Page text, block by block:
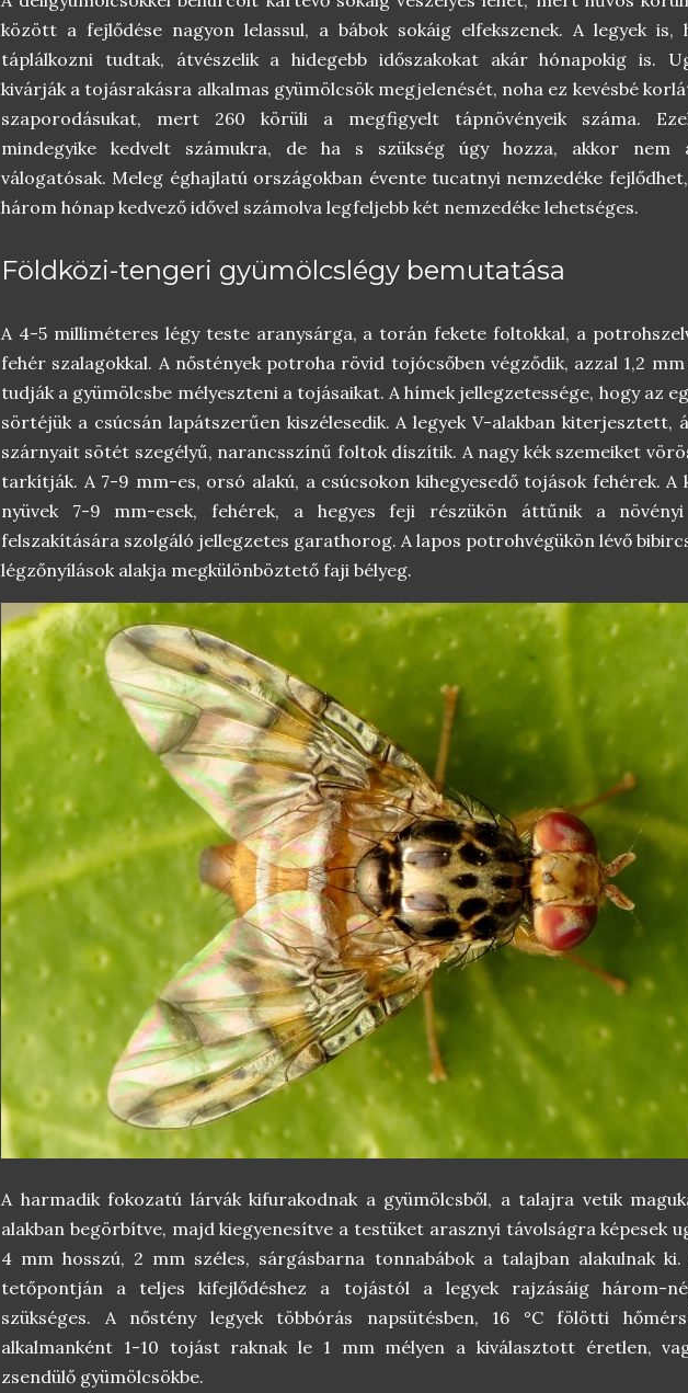
között a fejlődése nagyon lelassul, a bábok sokáig elfekszenek. A legyek is,
táplálkozni tudtak, átvészelik a hidegebb időszakokat akár hónapokig is.
kivárják a tojásrakásra alkalmas gyümölcsök megjelenését, noha ez kevésbé
szaporodásukat, mert 260 körüli a megfigyelt tápnövényeik száma.
mindegyike kedvelt számukra, de ha s szükség úgy hozza, akkor nem
válogatósak. Meleg éghajlatú országokban évente tucatnyi nemzedéke
három hónap kedvező idővel számolva legfeljebb két nemzedéke lehetséges.
Földközi-tengeri gyümölcslégy bemutatása
A 4-5 milliméteres légy teste aranysárga, a torán fekete foltokkal, a
fehér szalagokkal. A nőstények potroha rövid tojócsőben végződik, azzal 1,2
tudják a gyümölcsbe mélyeszteni a tojásaikat. A hímek jellegzetessége, hogy az
sörtéjük a csúcsán lapátszerűen kiszélesedik. A legyek V-alakban kiterjesztett,
szárnyait sötét szegélyű, narancsszínű foltok díszítik. A nagy kék szemeiket
tarkítják. A 7-9 mm-es, orsó alakú, a csúcsokon kihegyesedő tojások fehérek. A
nyüvek 7-9 mm-esek, fehérek, a hegyes feji részükön áttűnik a
felszakítására szolgáló jellegzetes garathorog. A lapos potrohvégükön lévő
légzőnyílások alakja megkülönböztető faji bélyeg.
A harmadik fokozatú lárvák kifurakodnak a gyümölcsből, a talajra vetik
alakban begörbítve, majd kiegyenesítve a testüket arasznyi távolságra képesek
4 mm hosszú, 2 mm széles, sárgásbarna tonnabábok a talajban alakulnak
tetőpontján a teljes kifejlődéshez a tojástól a legyek rajzásáig három-
szükséges. A nőstény legyek többórás napsütésben, 16 °C fölötti
alkalmanként 1-10 tojást raknak le 1 mm mélyen a kiválasztott éretlen,
zsendülő gyümölcsökbe.